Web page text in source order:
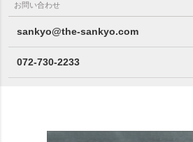
お問い合わせ
sankyo@the-sankyo.com
072-730-2233